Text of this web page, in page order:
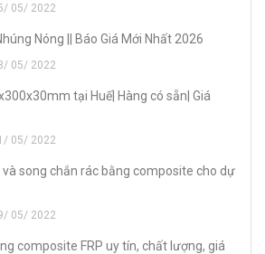
05/ 2022
Nóng || Báo Giá Mới Nhất 2026
05/ 2022
tại Huế| Hàng có sẵn| Giá
05/ 2022
và song chắn rác bằng composite cho dự
05/ 2022
composite FRP uy tín, chất lượng, giá